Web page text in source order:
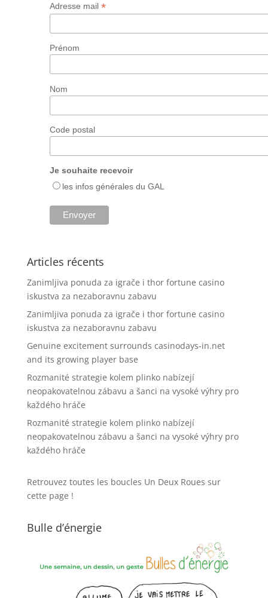
Adresse mail *
Prénom
Nom
Code postal
Je souhaite recevoir
les infos générales du GAL
Articles récents
Zanimljiva ponuda za igrače i thor fortune casino
iskustva za nezaboravnu zabavu
Zanimljiva ponuda za igrače i thor fortune casino
iskustva za nezaboravnu zabavu
Genuine excitement surrounds casinodays-in.net
and its growing player base
Rozmanité strategie kolem plinko nabízejí
neopakovatelnou zábavu a šanci na vysoké výhry pro
každého hráče
Rozmanité strategie kolem plinko nabízejí
neopakovatelnou zábavu a šanci na vysoké výhry pro
každého hráče
Retrouvez toutes les boucles Un Deux Roues sur
cette page !
Bulle d’énergie